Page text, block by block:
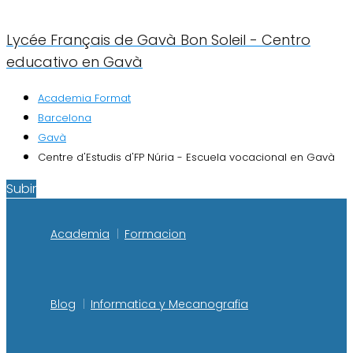
Lycée Français de Gavà Bon Soleil - Centro
educativo en Gavà
Academia Format
Barcelona
Gavà
Centre d'Estudis d'FP Núria - Escuela vocacional en Gavà
Subir
Academia Formacion
Blog Informatica y Mecanografia